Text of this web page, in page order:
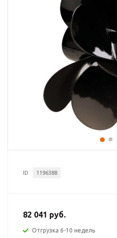
ID 1196388
82 041 руб.
Отгрузка 6-10 недель